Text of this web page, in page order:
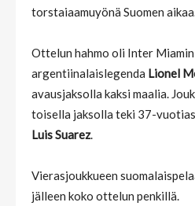
torstaiaamuyönä Suomen
Ottelun hahmo oli Inter
argentiinalaislegenda Lionel
avausjaksolla kaksi maalia.
toisella jaksolla teki 37-
Luis Suarez.
Vierasjoukkueen
jälleen koko ottelun penkillä.